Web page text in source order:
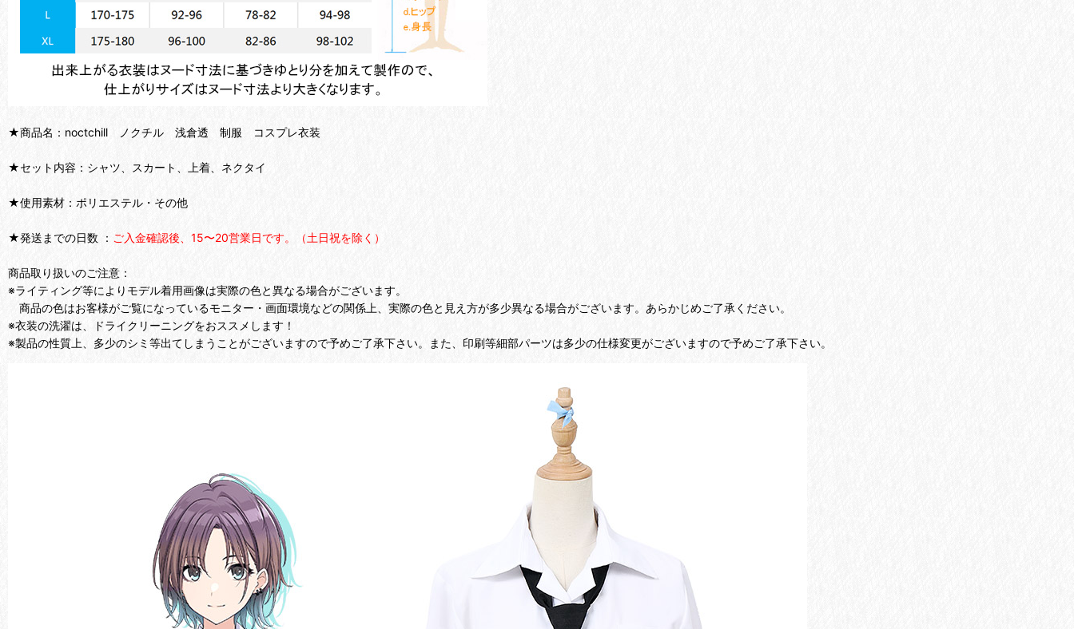
★商品名：noctchill ノクチル 浅倉透 制服 コスプレ衣装
★セット内容：シャツ、スカート、上着、ネクタイ
★使用素材：ポリエステル・その他
★発送までの日数 ： ご入金確認後、15〜20営業日です。（土日祝を除く）
商品取り扱いのご注意：
※ライティング等によりモデル着用画像は実際の色と異なる場合がございます。
商品の色はお客様がご覧になっているモニター・画面環境などの関係上、実際の色と見え方が多少異なる場合がございます。あらかじめご了承ください。
※衣装の洗濯は、ドライクリーニングをおススメします！
※製品の性質上、多少のシミ等出てしまうことがございますので予めご了承下さい。また、印刷等細部パーツは多少の仕様変更がございますので予めご了承下さい。